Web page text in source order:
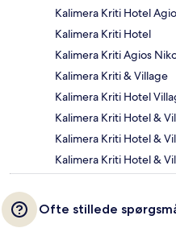
Kalimera Kriti Hotel
Kalimera Kriti Hotel
Kalimera Kriti Agios
Kalimera Kriti & Village
Kalimera Kriti Hotel
Kalimera Kriti Hotel &
Kalimera Kriti Hotel &
Kalimera Kriti Hotel &
Ofte stillede